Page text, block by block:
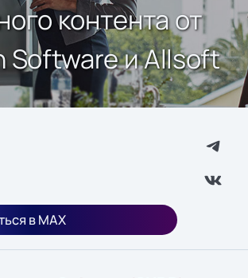
контента от
Software и Allsoft
в MAX